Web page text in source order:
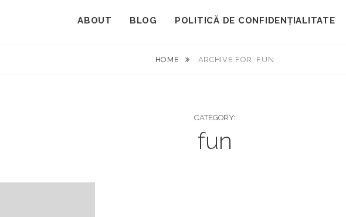
ABOUT BLOG POLITICĂ DE CONFIDENȚIALITATE
HOME ARCHIVE FOR FUN
CATEGORY:
fun